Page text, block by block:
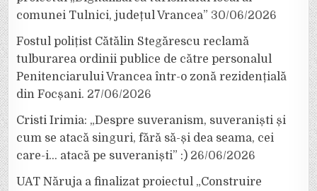
comunei Tulnici, județul Vrancea” 30/06/2026
Fostul polițist Cătălin Stegărescu reclamă
tulburarea ordinii publice de către personalul
Penitenciarului Vrancea într-o zonă rezidențială
din Focșani. 27/06/2026
Cristi Irimia: „Despre suveranism, suveraniști și
cum se atacă singuri, fără să-și dea seama, cei
care-i… atacă pe suveraniști” :) 26/06/2026
UAT Năruja a finalizat proiectul „Construire